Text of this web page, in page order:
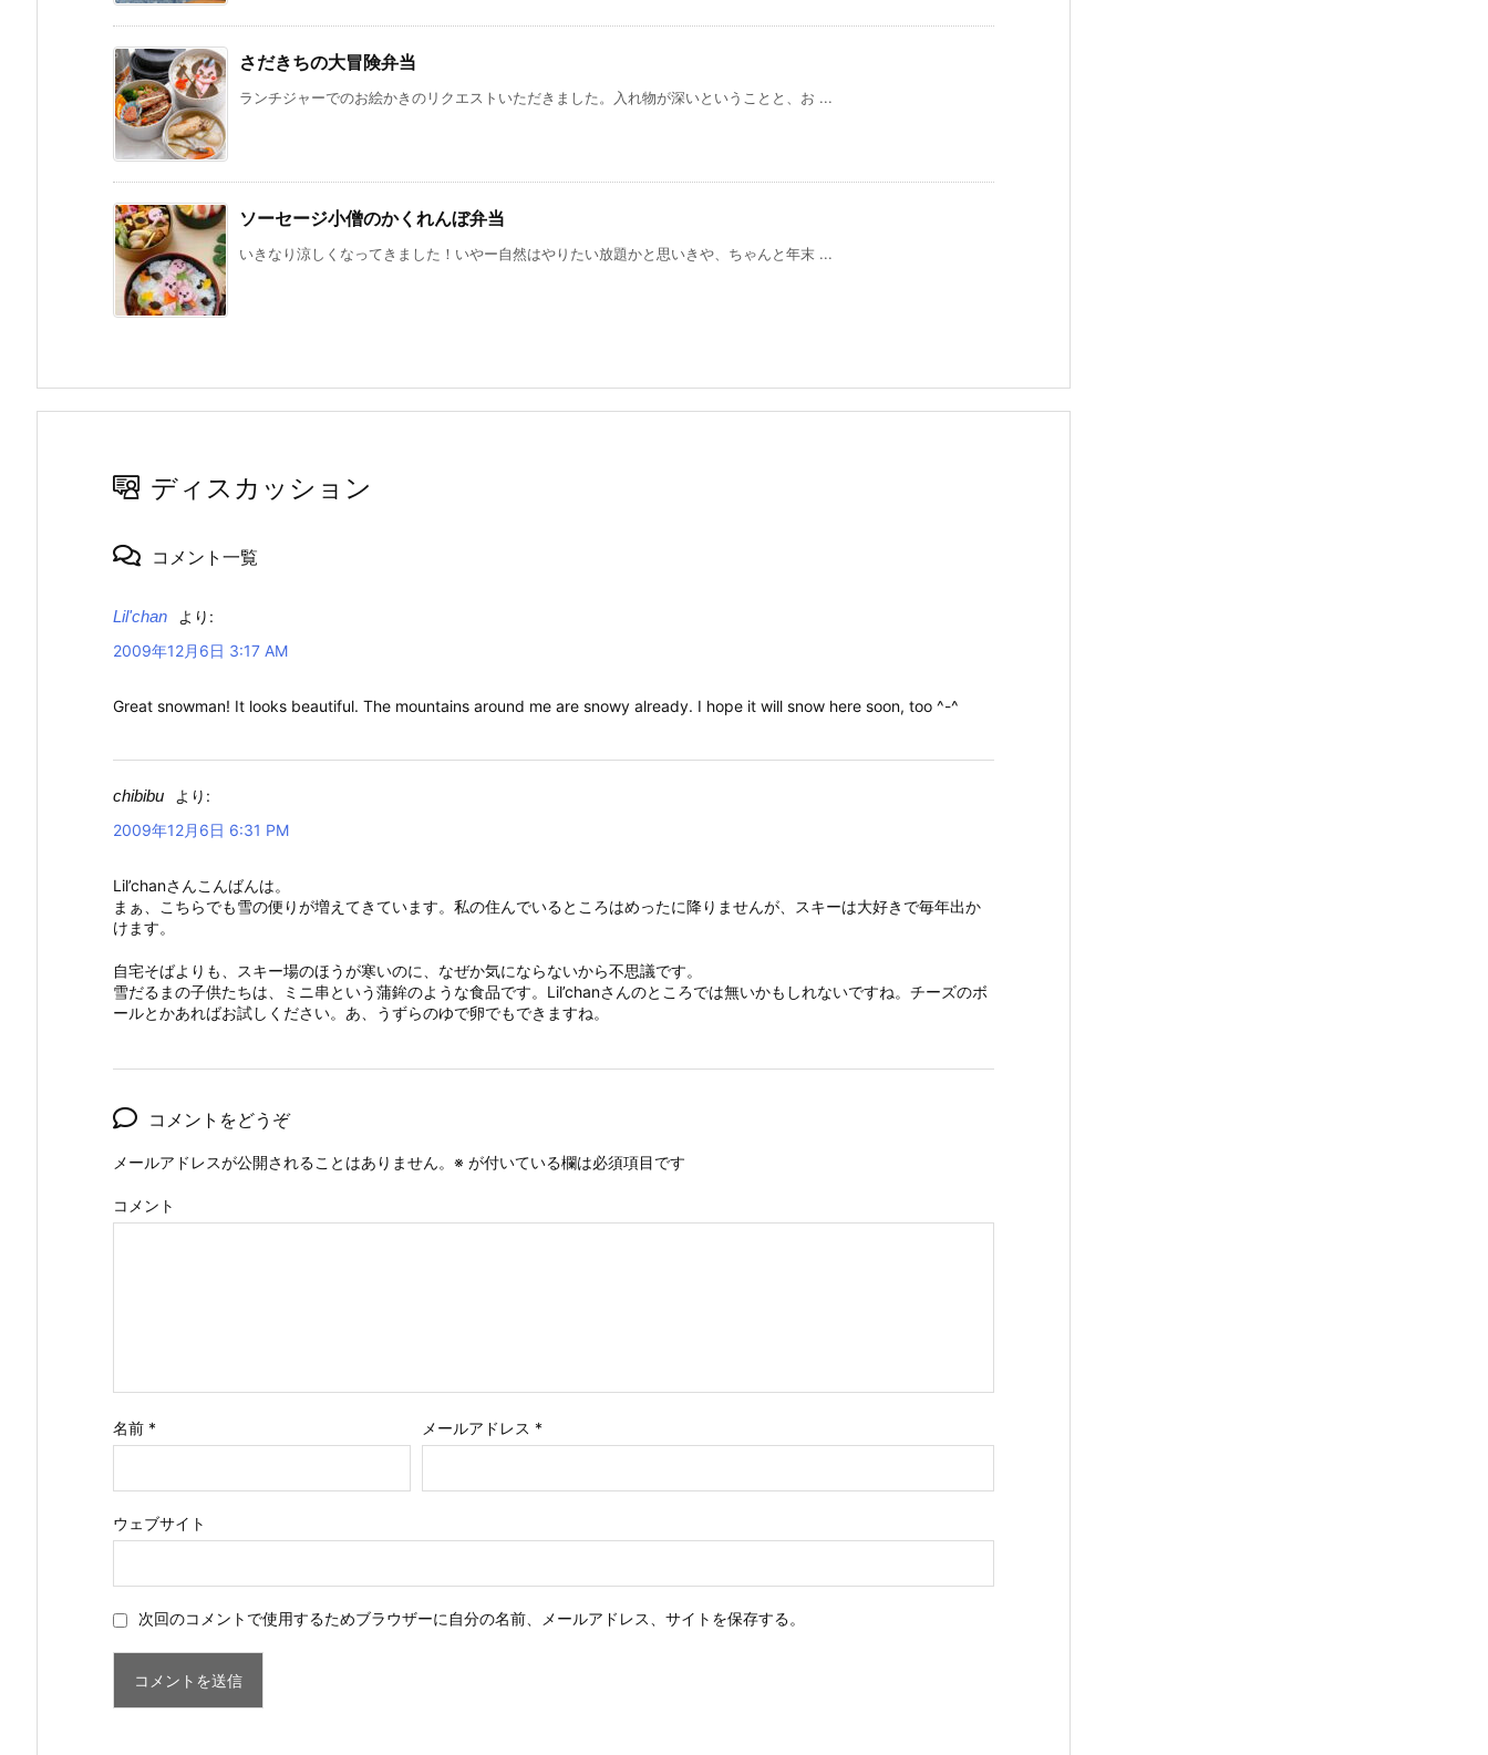
さだきちの大冒険弁当
ランチジャーでのお絵かきのリクエストいただきました。入れ物が深いということと、お ...
ソーセージ小僧のかくれんぼ弁当
いきなり涼しくなってきました！いやー自然はやりたい放題かと思いきや、ちゃんと年末 ...
ディスカッション
コメント一覧
Lil'chan
より:
2009年12月6日 3:17 AM
Great snowman! It looks beautiful. The mountains around me are snowy already. I hope it will snow here soon, too ^-^
chibibu
より:
2009年12月6日 6:31 PM
Lil’chanさんこんばんは。
まぁ、こちらでも雪の便りが増えてきています。私の住んでいるところはめったに降りませんが、スキーは大好きで毎年出か
けます。
自宅そばよりも、スキー場のほうが寒いのに、なぜか気にならないから不思議です。
雪だるまの子供たちは、ミニ串という蒲鉾のような食品です。Lil’chanさんのところでは無いかもしれないですね。チーズのボ
ールとかあればお試しください。あ、うずらのゆで卵でもできますね。
コメントをどうぞ
メールアドレスが公開されることはありません。 ※ が付いている欄は必須項目です
コメント
名前 * メールアドレス *
ウェブサイト
次回のコメントで使用するためブラウザーに自分の名前、メールアドレス、サイトを保存する。